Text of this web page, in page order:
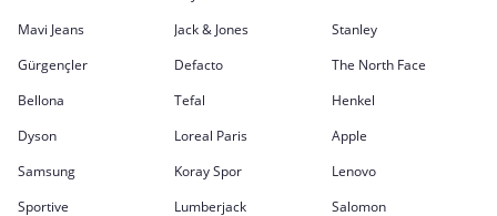
Mavi Jeans
Jack & Jones
Stanley
Gürgençler
Defacto
The North Face
Bellona
Tefal
Henkel
Dyson
Loreal Paris
Apple
Samsung
Koray Spor
Lenovo
Sportive
Lumberjack
Salomon